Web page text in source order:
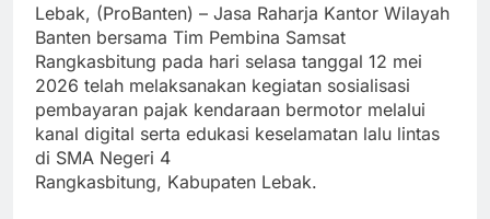
Lebak, (ProBanten) – Jasa Raharja Kantor Wilayah
Banten bersama Tim Pembina Samsat
Rangkasbitung pada hari selasa tanggal 12 mei
2026 telah melaksanakan kegiatan sosialisasi
pembayaran pajak kendaraan bermotor melalui
kanal digital serta edukasi keselamatan lalu lintas
di SMA Negeri 4
Rangkasbitung, Kabupaten Lebak.